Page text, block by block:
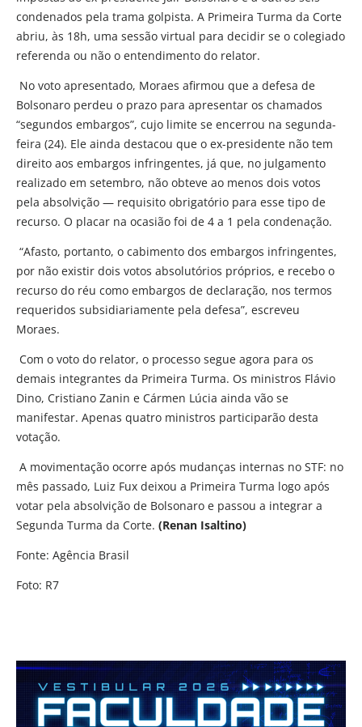
condenados pela trama golpista. A Primeira Turma da Corte
abriu, às 18h, uma sessão virtual para decidir se o colegiado
referenda ou não o entendimento do relator.
No voto apresentado, Moraes afirmou que a defesa de
Bolsonaro perdeu o prazo para apresentar os chamados
“segundos embargos”, cujo limite se encerrou na segunda-
feira (24). Ele ainda destacou que o ex-presidente não tem
direito aos embargos infringentes, já que, no julgamento
realizado em setembro, não obteve ao menos dois votos
pela absolvição — requisito obrigatório para esse tipo de
recurso. O placar na ocasião foi de 4 a 1 pela condenação.
“Afasto, portanto, o cabimento dos embargos infringentes,
por não existir dois votos absolutórios próprios, e recebo o
recurso do réu como embargos de declaração, nos termos
requeridos subsidiariamente pela defesa”, escreveu
Moraes.
Com o voto do relator, o processo segue agora para os
demais integrantes da Primeira Turma. Os ministros Flávio
Dino, Cristiano Zanin e Cármen Lúcia ainda vão se
manifestar. Apenas quatro ministros participarão desta
votação.
A movimentação ocorre após mudanças internas no STF: no
mês passado, Luiz Fux deixou a Primeira Turma logo após
votar pela absolvição de Bolsonaro e passou a integrar a
Segunda Turma da Corte. (Renan Isaltino)
Fonte: Agência Brasil
Foto: R7